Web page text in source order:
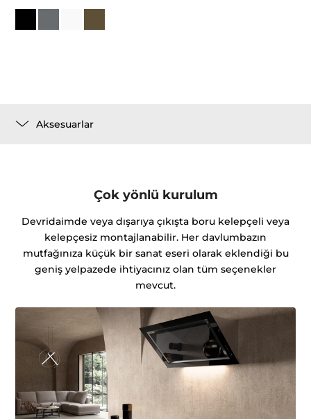
Aksesuarlar
Çok yönlü kurulum
Devridaimde veya dışarıya çıkışta boru kelepçeli veya
kelepçesiz montajlanabilir. Her davlumbazın
mutfağınıza küçük bir sanat eseri olarak eklendiği bu
geniş yelpazede ihtiyacınız olan tüm seçenekler
mevcut.